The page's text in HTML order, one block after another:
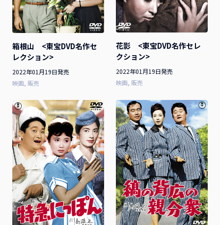
箱根山 <東宝DVD名作セ
レクション>
2022年01月19日発売
映画 販売
花影 <東宝DVD名作セレ
クション>
2022年01月19日発売
映画 販売